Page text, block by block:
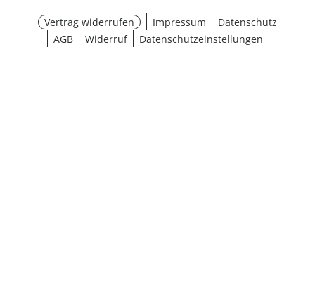
Vertrag widerrufen Impressum
Datenschutz
AGB
Widerruf Datenschutzeinstellungen